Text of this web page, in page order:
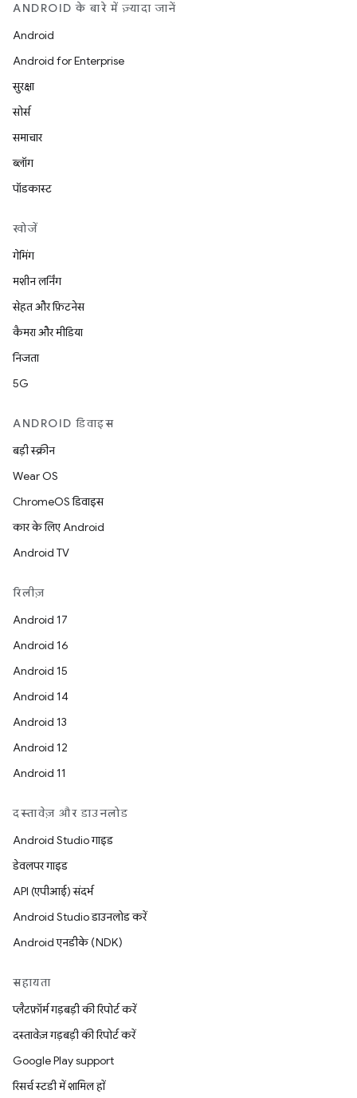
ANDROID के बारे में ज़्यादा जानें
Android
Android for Enterprise
सुरक्षा
सोर्स
समाचार
ब्लॉग
पॉडकास्ट
खोजें
गेमिंग
मशीन लर्निंग
सेहत और फ़िटनेस
कैमरा और मीडिया
निजता
5G
ANDROID डिवाइस
बड़ी स्क्रीन
Wear OS
ChromeOS डिवाइस
कार के लिए Android
Android TV
रिलीज़
Android 17
Android 16
Android 15
Android 14
Android 13
Android 12
Android 11
दस्तावेज़ और डाउनलोड
Android Studio गाइड
डेवलपर गाइड
API (एपीआई) संदर्भ
Android Studio डाउनलोड करें
Android एनडीके (NDK)
सहायता
प्लैटफ़ॉर्म गड़बड़ी की रिपोर्ट करें
दस्तावेज़ गड़बड़ी की रिपोर्ट करें
Google Play support
रिसर्च स्टडी में शामिल हों